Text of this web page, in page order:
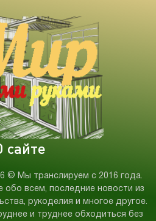
сайте
© Мы транслируем с 2016 года.
обо всем, последние новости из
рукоделия и многое другое.
и труднее обходиться без